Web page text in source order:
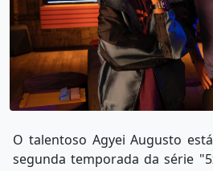
O talentoso Agyei Augusto
segunda temporada da série